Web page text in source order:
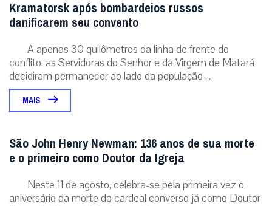
São John Henry Newman: 136 anos de sua morte
e o primeiro como Doutor da Igreja
Neste 11 de agosto, celebra-se pela primeira vez o
aniversário da morte do cardeal converso já como Doutor
da Igreja Universal, título que o Papa...
MAIS
ÚLTIMAS NOTÍCIAS